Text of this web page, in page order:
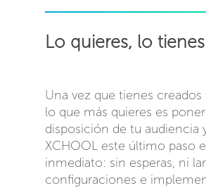
Lo quieres, lo
Una vez que tienes creados
lo que más quieres es
disposición de tu audiencia
XCHOOL este último paso
inmediato: sin esperas, ni
configuraciones e